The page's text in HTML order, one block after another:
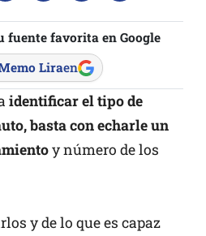
fuente favorita en Google
Liraen
identificar el tipo de
basta con echarle un
y número de los
y de lo que es capaz